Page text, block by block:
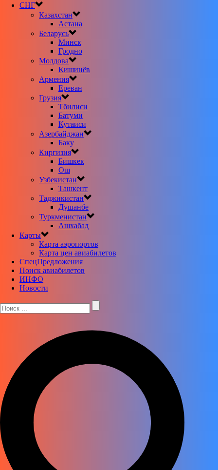
СНГ
Казахстан
Астана
Беларусь
Минск
Гродно
Молдова
Кишинёв
Армения
Ереван
Грузия
Тбилиси
Батуми
Кутаиси
Азербайджан
Баку
Киргизия
Бишкек
Ош
Узбекистан
Ташкент
Таджикистан
Душанбе
Туркменистан
Ашхабад
Карты
Карта аэропортов
Карта цен авиабилетов
CпецПредложения
Поиск авиабилетов
ИНФО
Новости